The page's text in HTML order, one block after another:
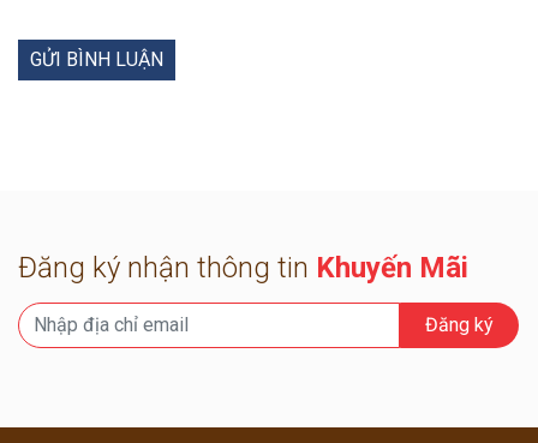
Đăng ký nhận thông tin Khuyến Mãi
Đăng ký